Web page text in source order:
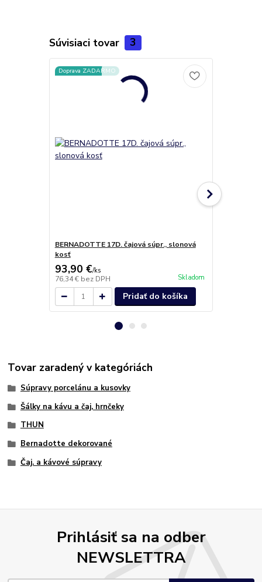
Súvisiaci tovar 3
Doprava ZADARMO
BERNADOTTE 17D. čajová súpr., slonová
kosť
93,90 €/ks
76,34 € bez DPH Skladom
Pridať do košíka
Tovar zaradený v kategóriách
Súpravy porcelánu a kusovky
Šálky na kávu a čaj, hrnčeky
THUN
Bernadotte dekorované
Čaj. a kávové súpravy
Prihlásiť sa na odber
NEWSLETTRA